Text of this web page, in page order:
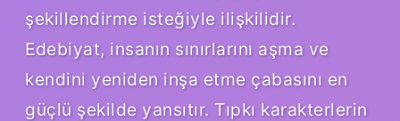
şekillendirme isteğiyle ilişkilidir.
Edebiyat, insanın sınırlarını aşma ve
kendini yeniden inşa etme çabasını en
güçlü şekilde yansıtır. Tıpkı karakterlerin